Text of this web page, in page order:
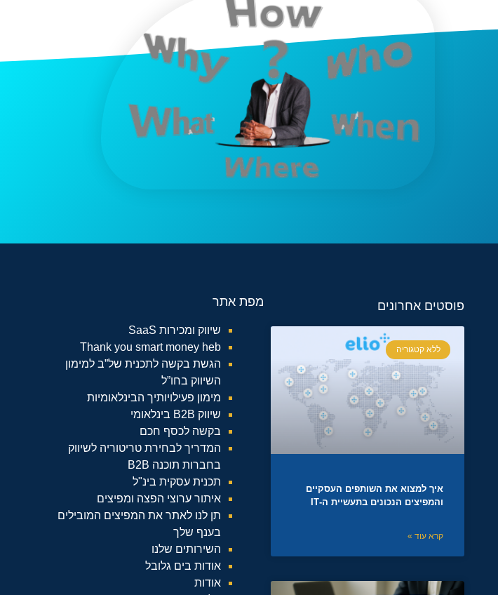
פוסטים אחרונים
ללא קטגוריה
איך למצוא את השותפים העסקיים
והמפיצים הנכונים בתעשיית ה-IT
קרא עוד »
מפת אתר
שיווק ומכירות SaaS
Thank you smart money heb
הגשת בקשה לתכנית של”ב למימון
השיווק בחו”ל
מימון פעילויותיך הבינלאומיות
שיווק B2B בינלאומי
בקשה לכסף חכם
המדריך לבחירת טריטוריה לשיווק
בחברות תוכנה B2B
תכנית עסקית בינ"ל
איתור ערוצי הפצה ומפיצים
תן לנו לאתר את המפיצים המובילים
בענף שלך
השירותים שלנו
אודות בים גלובל
אודות